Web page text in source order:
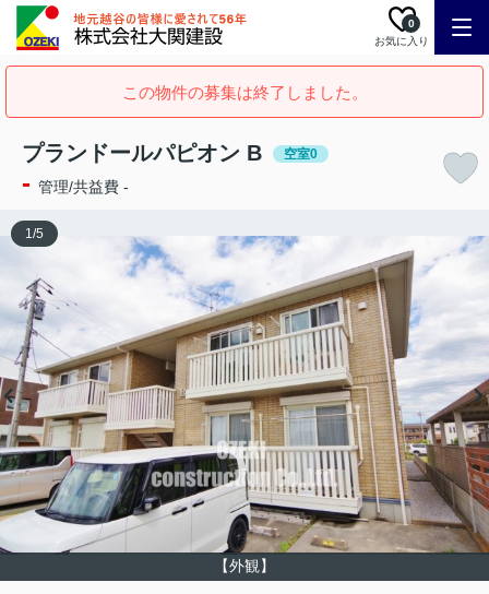
お気に入り
0
この物件の募集は終了しました。
プランドールパピオン B 空室0
- 管理/共益費 -
【外観】
1/5